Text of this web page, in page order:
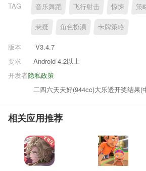
TAG 音乐舞蹈 飞行射击 惊悚 策
悬疑 角色扮演 卡牌策略
版本
V3.4.7
要求
Android 4.2以上
隐私政策
开发者
二四六天天好(944cc)大乐透开奖结果(
相关应用推荐